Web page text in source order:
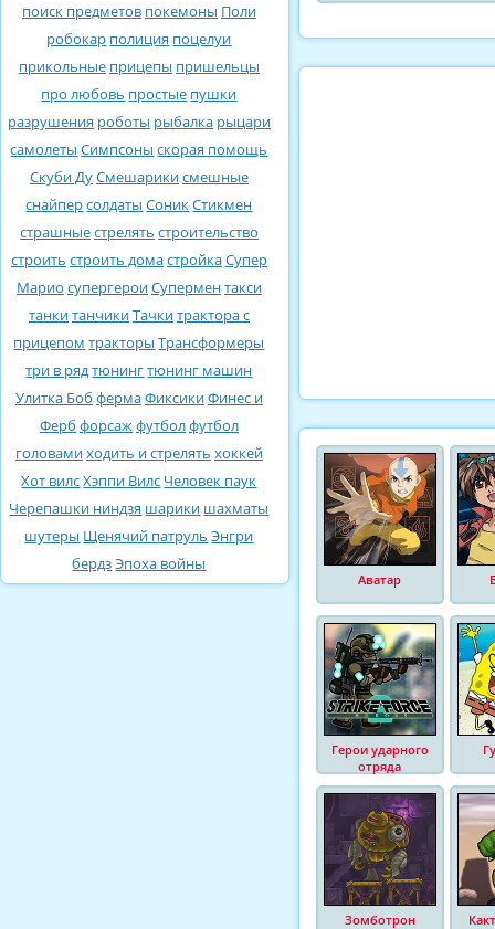
поиск предметов покемоны Поли
робокар полиция поцелуи
прикольные прицепы пришельцы
про любовь простые пушки
разрушения роботы рыбалка рыцари
самолеты Симпсоны скорая помощь
Скуби ДуСмешарикисмешные
снайперсолдаты СоникСтикмен
страшныестрелять строительство
строить строить домастройкаСупер
Марио супергероиСуперментакси
танкитанчикиТачкитрактора с
прицепом тракторы Трансформеры
три в рядтюнингтюнинг машин
Улитка Боб фермаФиксикиФинес и
Ферб форсажфутболфутбол
головамиходить и стрелять хоккей
Хот вилсХэппи Вилс Человек паук
Черепашки ниндзя шарики шахматы
шутеры Щенячий патруль Энгри
бердзЭпоха войны
Аватар
Герои ударного
отряда
Зомботрон